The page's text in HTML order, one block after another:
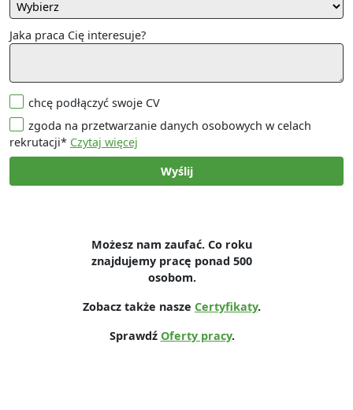
Jaka praca Cię interesuje?
chcę podłączyć swoje CV
zgoda na przetwarzanie danych osobowych w celach
rekrutacji* Czytaj więcej
Wyślij
Możesz nam zaufać. Co roku
znajdujemy pracę ponad 500
osobom.
Zobacz także nasze Certyfikaty.
Sprawdź Oferty pracy.